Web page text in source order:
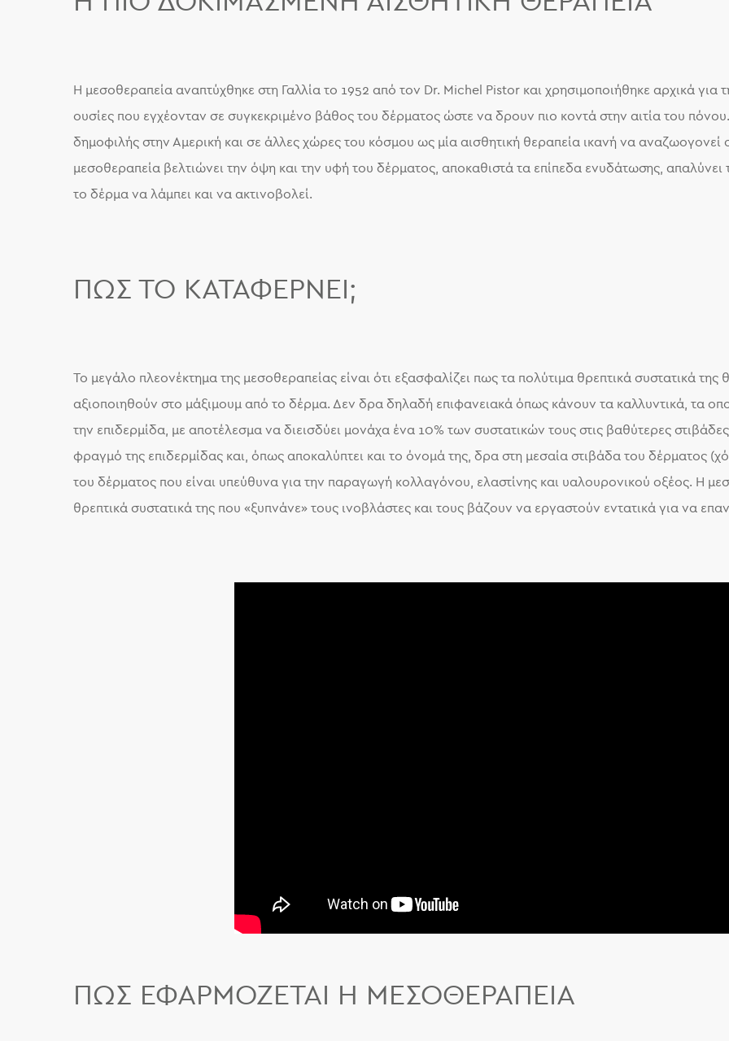
Η μεσοθεραπεία αναπτύχθηκε στη Γαλλία το 1952 από τον Dr. Michel Pistor και χρησιμοποιήθηκε αρχικά
ουσίες που εγχέονταν σε συγκεκριμένο βάθος του δέρματος ώστε να δρουν πιο κοντά στην αιτία του
δημοφιλής στην Αμερική και σε άλλες χώρες του κόσμου ως μία αισθητική θεραπεία ικανή να
μεσοθεραπεία βελτιώνει την όψη και την υφή του δέρματος, αποκαθιστά τα επίπεδα ενυδάτωσης, απαλύνει
το δέρμα να λάμπει και να ακτινοβολεί.
ΠΏΣ ΤΟ ΚΑΤΑΦΈΡΝΕΙ;
Το μεγάλο πλεονέκτημα της μεσοθεραπείας είναι ότι εξασφαλίζει πως τα πολύτιμα θρεπτικά συστατικά
αξιοποιηθούν στο μάξιμουμ από το δέρμα. Δεν δρα δηλαδή επιφανειακά όπως κάνουν τα καλλυντικά, τα
την επιδερμίδα, με αποτέλεσμα να διεισδύει μονάχα ένα 10% των συστατικών τους στις βαθύτερες
φραγμό της επιδερμίδας και, όπως αποκαλύπτει και το όνομά της, δρα στη μεσαία στιβάδα του δέρματος
του δέρματος που είναι υπεύθυνα για την παραγωγή κολλαγόνου, ελαστίνης και υαλουρονικού οξέος. Η
θρεπτικά συστατικά της που «ξυπνάνε» τους ινοβλάστες και τους βάζουν να εργαστούν εντατικά για να
ΠΏΣ ΕΦΑΡΜΌΖΕΤΑΙ Η ΜΕΣΟΘΕΡΑΠΕΊΑ